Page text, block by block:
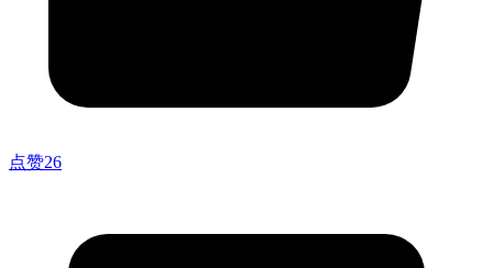
点赞26